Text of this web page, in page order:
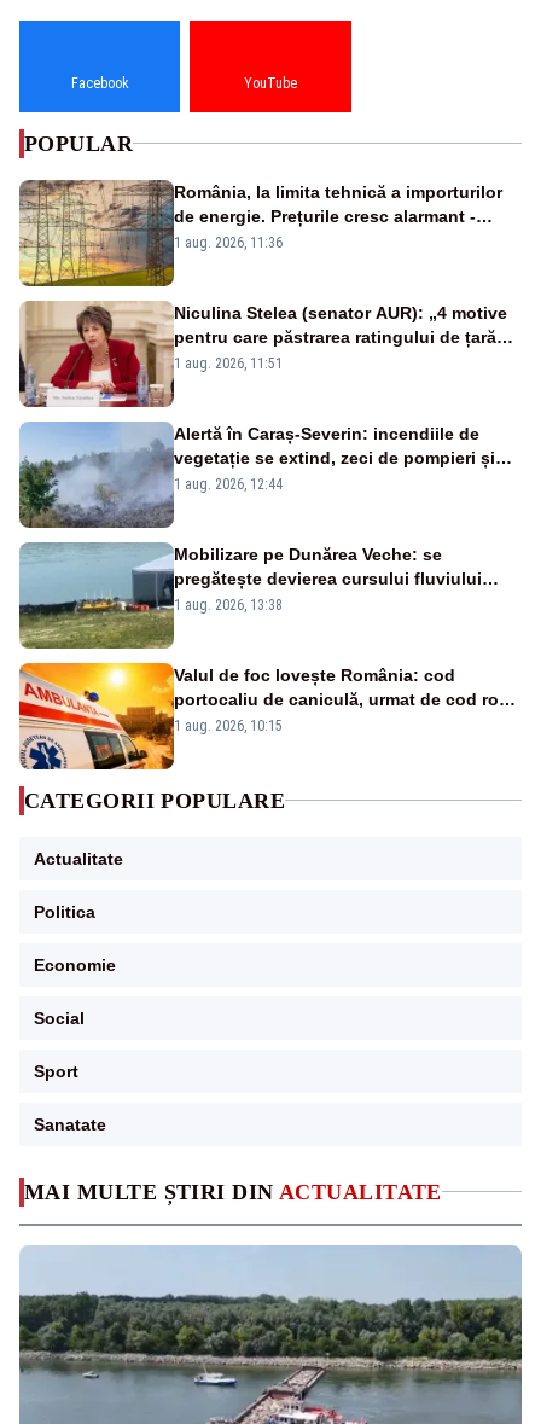
MAI MULTE ȘTIRI DIN ACTUALITATE
Facebook YouTube
POPULAR
România, la limita tehnică a importurilor
de energie. Prețurile cresc alarmant -
Analiză Realitatea Plus
1 aug. 2026, 11:36
Niculina Stelea (senator AUR): „4 motive
pentru care păstrarea ratingului de țară
nu este o reușită pentru Guvernul
1 aug. 2026, 11:51
Alertă în Caraș-Severin: incendiile de
vegetație se extind, zeci de pompieri și
silvicultori se luptă cu flăcările - VIDEO
1 aug. 2026, 12:44
Mobilizare pe Dunărea Veche: se
pregătește devierea cursului fluviului
către Cernavodă – VIDEO
1 aug. 2026, 13:38
Valul de foc lovește România: cod
portocaliu de caniculă, urmat de cod roșu
duminică. Temperaturile urcă spre 40°C
1 aug. 2026, 10:15
CATEGORII POPULARE
Actualitate
Politica
Economie
Social
Sport
Sanatate